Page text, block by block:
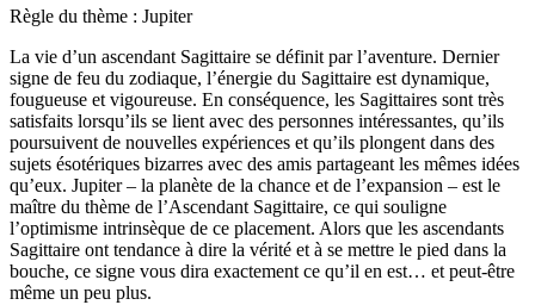
Règle du thème : Jupiter
La vie d’un ascendant Sagittaire se définit par l’aventure. Dernier
signe de feu du zodiaque, l’énergie du Sagittaire est dynamique,
fougueuse et vigoureuse. En conséquence, les Sagittaires sont très
satisfaits lorsqu’ils se lient avec des personnes intéressantes, qu’ils
poursuivent de nouvelles expériences et qu’ils plongent dans des
sujets ésotériques bizarres avec des amis partageant les mêmes idées
qu’eux. Jupiter – la planète de la chance et de l’expansion – est le
maître du thème de l’Ascendant Sagittaire, ce qui souligne
l’optimisme intrinsèque de ce placement. Alors que les ascendants
Sagittaire ont tendance à dire la vérité et à se mettre le pied dans la
bouche, ce signe vous dira exactement ce qu’il en est… et peut-être
même un peu plus.